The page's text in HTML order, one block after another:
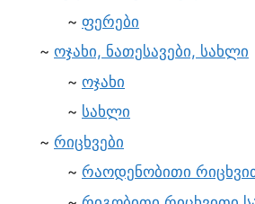
ფერები
ოჯახი, ნათესავები, სახლი
ოჯახი
სახლი
რიცხვები
რაოდენობითი